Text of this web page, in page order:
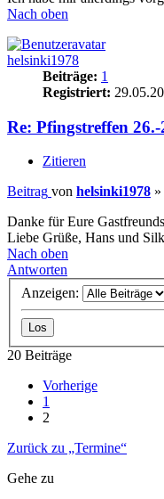
Nach oben
helsinki1978
Beiträge: 1
Registriert:
Re: Pfingstreffen 26.-
Zitieren
Beitrag von helsinki1978 »
Danke für Eure
Liebe Grüße, Hans und
Nach oben
Antworten
Anzeigen:
20 Beiträge
Vorherige
1
2
Zurück zu „Termine“
Gehe zu